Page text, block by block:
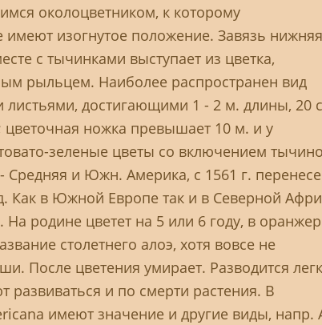
околоцветником, к которому
изогнутое положение. Завязь
с тычинками выступает из цветка,
рыльцем. Наиболее распространен вид
листьями, достигающими 1 - 2 м. длины, 20
ножка превышает 10 м. и у
зеленые цветы со включением
Средняя и Южн. Америка, с 1561 г.
Как в Южной Европе так и в Северной
родине цветет на 5 или 6 году, в
столетнего алоэ, хотя вовсе не
После цветения умирает. Разводится
и по смерти растения. В
имеют значение и другие виды, напр.